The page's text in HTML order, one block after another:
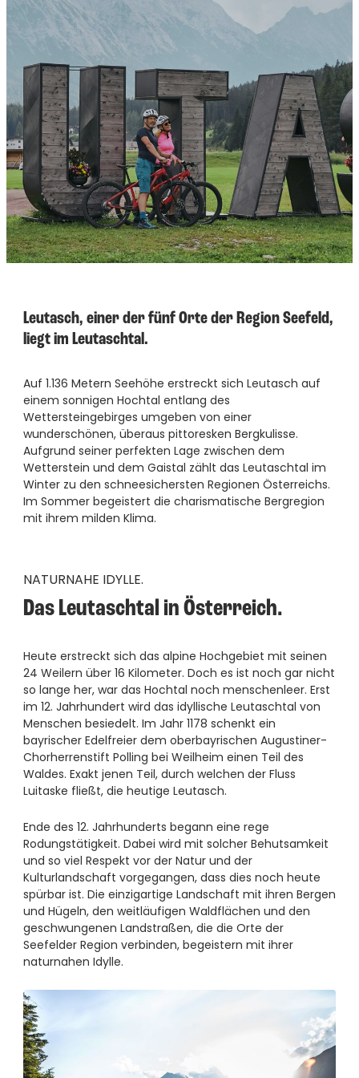
----
----
----
----
Leutasch, einer der fünf Orte der Region Seefeld,
liegt im Leutaschtal.
Auf 1.136 Metern Seehöhe erstreckt sich Leutasch auf
einem sonnigen Hochtal entlang des
Wettersteingebirges umgeben von einer
wunderschönen, überaus pittoresken Bergkulisse.
Aufgrund seiner perfekten Lage zwischen dem
Wetterstein und dem Gaistal zählt das Leutaschtal im
Winter zu den schneesichersten Regionen Österreichs.
Im Sommer begeistert die charismatische Bergregion
mit ihrem milden Klima.
NATURNAHE IDYLLE.
Das Leutaschtal in Österreich.
Heute erstreckt sich das alpine Hochgebiet mit seinen
24 Weilern über 16 Kilometer. Doch es ist noch gar nicht
so lange her, war das Hochtal noch menschenleer. Erst
im 12. Jahrhundert wird das idyllische Leutaschtal von
Menschen besiedelt. Im Jahr 1178 schenkt ein
bayrischer Edelfreier dem oberbayrischen Augustiner-
Chorherrenstift Polling bei Weilheim einen Teil des
Waldes. Exakt jenen Teil, durch welchen der Fluss
Luitaske fließt, die heutige Leutasch.
Ende des 12. Jahrhunderts begann eine rege
Rodungstätigkeit. Dabei wird mit solcher Behutsamkeit
und so viel Respekt vor der Natur und der
Kulturlandschaft vorgegangen, dass dies noch heute
spürbar ist. Die einzigartige Landschaft mit ihren Bergen
und Hügeln, den weitläufigen Waldflächen und den
geschwungenen Landstraßen, die die Orte der
Seefelder Region verbinden, begeistern mit ihrer
naturnahen Idylle.